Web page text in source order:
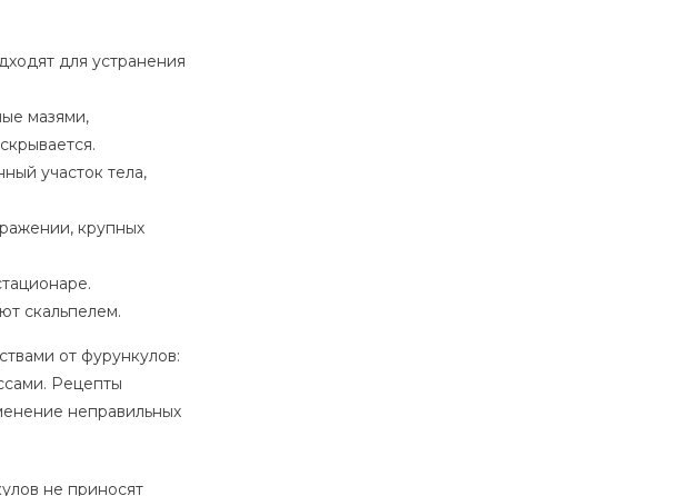
для устранения
мазями,
участок тела,
крупных
скальпелем.
от фурункулов:
Рецепты
неправильных
не приносят